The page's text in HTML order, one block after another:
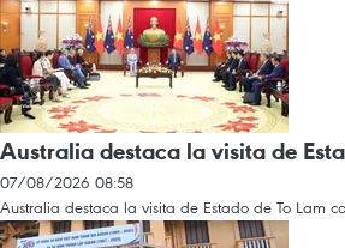
Australia destaca la visita de
07/08/2026 08:58
Australia destaca la visita de Estado de To Lam